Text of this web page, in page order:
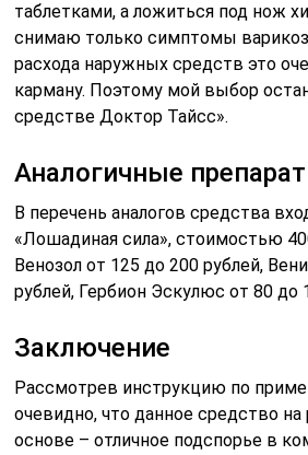
таблетками, а ложиться под нож
снимаю только симптомы
расхода наружных средств это
карману. Поэтому мой выбор
средстве Доктор Тайсс».
Аналогичные
В перечень аналогов средства
«Лошадиная сила», стоимостью
Венозол от 125 до 200 рублей,
рублей, Гербион Эскулюс от 80 до
Заключение
Рассмотрев инструкцию по
очевидно, что данное средство на
основе – отличное подспорье в